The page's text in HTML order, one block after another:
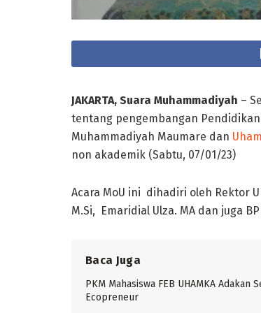
JAKARTA, Suara Muhammadiyah –
tentang pengembangan
Muhammadiyah Maumare dan
non akademik (Sabtu, 07/01/23)
Acara MoU ini dihadiri oleh Rektor
M.Si, Emaridial Ulza. MA dan juga
Baca Juga
PKM Mahasiswa FEB UHAMKA Adakan
Ecopreneur